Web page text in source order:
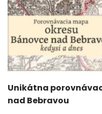
Unikátna
nad Bebravou